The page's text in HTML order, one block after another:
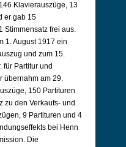
Klavierauszüge, 13
er gab 15
Stimmensatz frei aus.
1. August 1917 ein
und zum 15.
für Partitur und
übernahm am 29.
150 Partituren
zu den Verkaufs- und
9 Partituren und 4
bei Henn
Die